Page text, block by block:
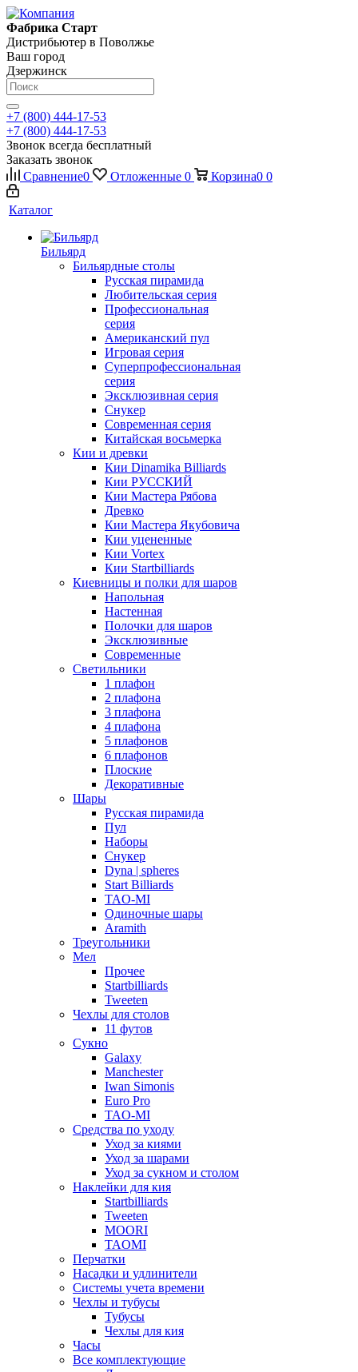
Фабрика Старт
Дистрибьютер в Поволжье
Ваш город
Дзержинск
+7 (800) 444-17-53
+7 (800) 444-17-53
Звонок всегда бесплатный
Заказать звонок
Сравнение0 Отложенные 0 Корзина0 0
Каталог
Бильярд
Бильярдные столы
Русская пирамида
Любительская серия
Профессиональная
серия
Американский пул
Игровая серия
Суперпрофессиональная
серия
Эксклюзивная серия
Снукер
Современная серия
Китайская восьмерка
Кии и древки
Кии Dinamika Billiards
Кии РУССКИЙ
Кии Мастера Рябова
Древко
Кии Мастера Якубовича
Кии уцененные
Кии Vortex
Кии Startbilliards
Киевницы и полки для шаров
Напольная
Настенная
Полочки для шаров
Эксклюзивные
Современные
Светильники
1 плафон
2 плафона
3 плафона
4 плафона
5 плафонов
6 плафонов
Плоские
Декоративные
Шары
Русская пирамида
Пул
Наборы
Снукер
Dyna | spheres
Start Billiards
TAO-MI
Одиночные шары
Aramith
Треугольники
Мел
Прочее
Startbilliards
Tweeten
Чехлы для столов
11 футов
Сукно
Galaxy
Manchester
Iwan Simonis
Euro Pro
TAO-MI
Средства по уходу
Уход за киями
Уход за шарами
Уход за сукном и столом
Наклейки для кия
Startbilliards
Tweeten
MOORI
TAOMI
Перчатки
Насадки и удлинители
Системы учета времени
Чехлы и тубусы
Тубусы
Чехлы для кия
Часы
Все комплектующие